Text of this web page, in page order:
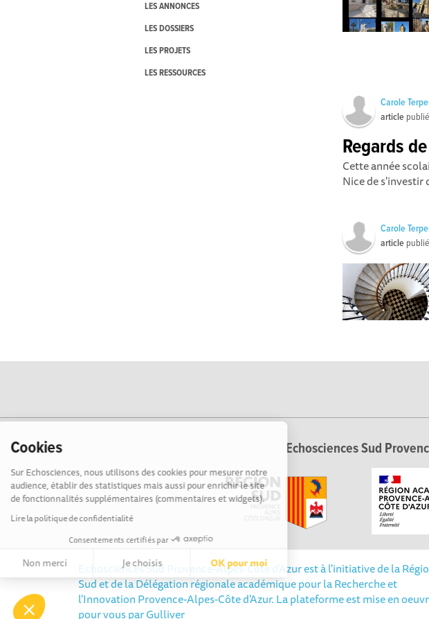
Cookies
Sur Echosciences, nous utilisons des cookies pour mesurer notre
audience, établir des statistiques mais aussi pour enrichir le site
de fonctionnalités supplémentaires (commentaires et widgets).
Lire la politique de confidentialité
Consentements certifiés par
Non merci Je choisis OK pour moi
Axeptio consent
Plateforme de Gestion du Consentement : Personnalisez vos Options
LES ANNONCES
LES DOSSIERS
LES PROJETS
LES RESSOURCES
Carole
article
Regards
Cette année
Nice de s'investir
Carole
article
Echosciences Sud
Echosciences Sud Provence-Alpes-Côte d'Azur est à l'initiative de la
Sud et de la Délégation régionale académique pour la Recherche et
l'Innovation Provence-Alpes-Côte d'Azur. La plateforme est mise en
pour vous parGulliver